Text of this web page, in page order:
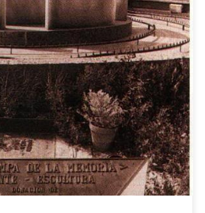
la italiana Federica Marangoni
Venecia, compuesta por piezas
se conforma una fuente. La pieza
peatonal de Torneo, teniendo
Pabellón del […]